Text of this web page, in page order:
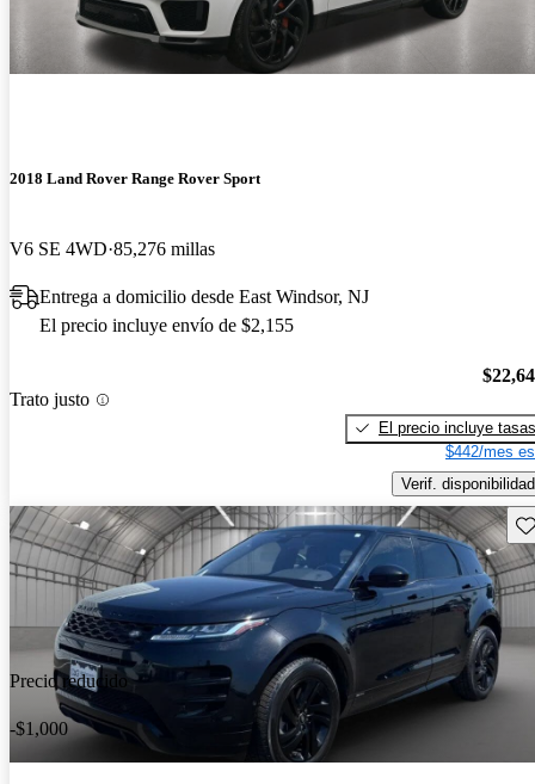
2018 Land Rover Range Rover Sport
V6 SE 4WD 85,276 millas
Entrega a domicilio desde East Windsor, NJ
El precio incluye envío de $2,155
Trato justo
El precio incluye tasas
$442/mes
Verif. disponibilidad
Precio reducido
-$1,000